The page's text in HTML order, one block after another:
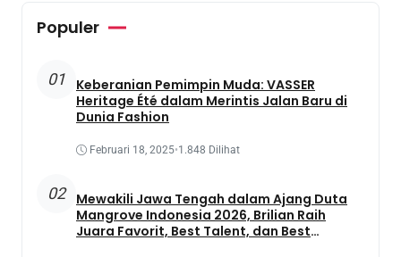
Populer
01
Keberanian Pemimpin Muda: VASSER
Heritage Été dalam Merintis Jalan Baru di
Dunia Fashion
Februari 18, 2025•1.848 Dilihat
02
Mewakili Jawa Tengah dalam Ajang Duta
Mangrove Indonesia 2026, Brilian Raih
Juara Favorit, Best Talent, dan Best